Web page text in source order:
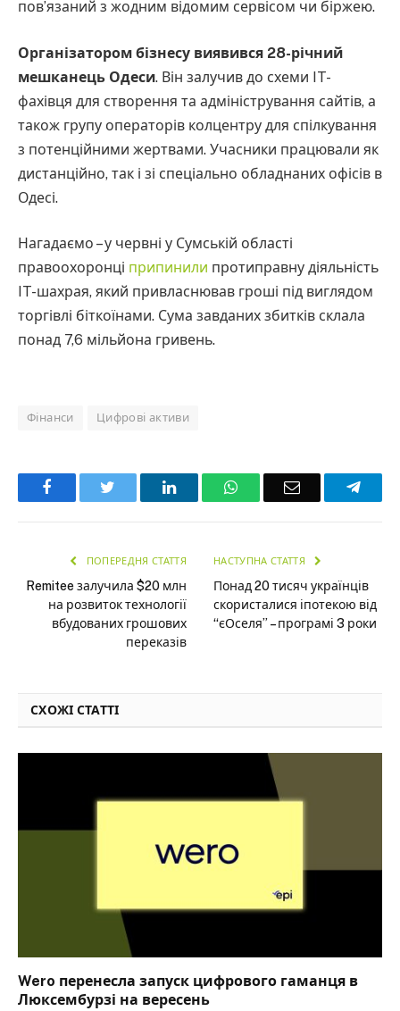
пов’язаний з жодним відомим сервісом чи біржею.
Організатором бізнесу виявився 28-річний
мешканець Одеси. Він залучив до схеми IT-
фахівця для створення та адміністрування сайтів, а
також групу операторів колцентру для спілкування
з потенційними жертвами. Учасники працювали як
дистанційно, так і зі спеціально обладнаних офісів в
Одесі.
Нагадаємо – у червні у Сумській області
правоохоронці припинили протиправну діяльність
IT-шахрая, який привласнював гроші під виглядом
торгівлі біткоїнами. Сума завданих збитків склала
понад 7,6 мільйона гривень.
Фінанси Цифрові активи
Facebook LinkedInWhatsAppEmail
ПОПЕРЕДНЯ СТАТТЯ
Remitee залучила $20 млн
на розвиток технології
вбудованих грошових
переказів
НАСТУПНА СТАТТЯ
Понад 20 тисяч українців
скористалися іпотекою від
“єОселя” – програмі 3 роки
СХОЖІ СТАТТІ
Wero перенесла запуск цифрового гаманця в
Люксембурзі на вересень